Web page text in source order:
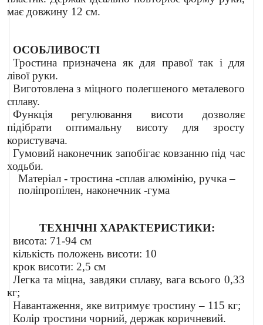
має довжину 12 см.
ОСОБЛИВОСТІ
Тростина призначена як для правої так і для
лівої руки.
Виготовлена з міцного полегшеного металевого
сплаву.
Функція регулювання висоти дозволяє
підібрати оптимальну висоту для зросту
користувача.
Гумовий наконечник запобігає ковзанню під час
ходьби.
Матеріал - тростина -сплав алюмінію, ручка –
поліпропілен, наконечник -гума
ТЕХНІЧНІ ХАРАКТЕРИСТИКИ:
висота: 71-94 см
кількість положень висоти: 10
крок висоти: 2,5 см
Легка та міцна, завдяки сплаву, вага всього 0,33
кг;
Навантаження, яке витримує тростину – 115 кг;
Колір тростини чорний, держак коричневий.